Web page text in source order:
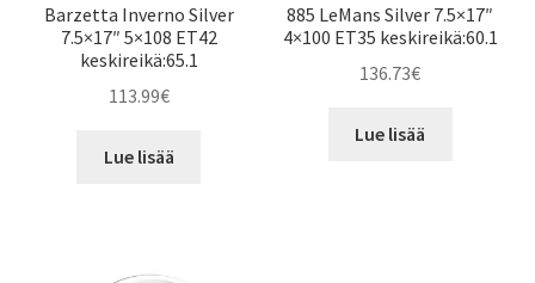
Barzetta Inverno Silver
7.5×17″ 5×108 ET42
keskireikä:65.1
113.99€
Lue lisää
885 LeMans Silver 7.5×17″
4×100 ET35 keskireikä:60.1
136.73€
Lue lisää